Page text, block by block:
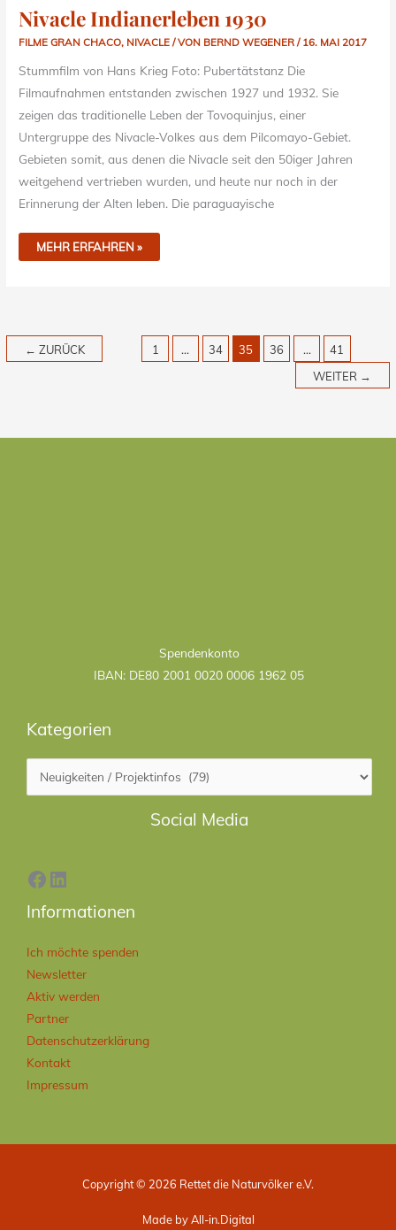
Nivacle Indianerleben 1930
FILME GRAN CHACO, NIVACLE / VON BERND WEGENER/ 16. MAI 2017
Stummfilm von Hans Krieg Foto: Pubertätstanz Die
Filmaufnahmen entstanden zwischen 1927 und 1932. Sie
zeigen das traditionelle Leben der Tovoquinjus, einer
Untergruppe des Nivacle-Volkes aus dem Pilcomayo-Gebiet.
Gebieten somit, aus denen die Nivacle seit den 50iger Jahren
weitgehend vertrieben wurden, und heute nur noch in der
Erinnerung der Alten leben. Die paraguayische
MEHR ERFAHREN »
← ZURÜCK 1 … 34 35 36 …
41
WEITER →
Spendenkonto
IBAN: DE80 2001 0020 0006 1962 05
Kategorien
Social Media
Facebook
LinkedIn
Informationen
Ich möchte spenden
Newsletter
Aktiv werden
Partner
Datenschutzerklärung
Kontakt
Impressum
Copyright © 2026 Rettet die Naturvölker e.V.
Made by All-in.Digital